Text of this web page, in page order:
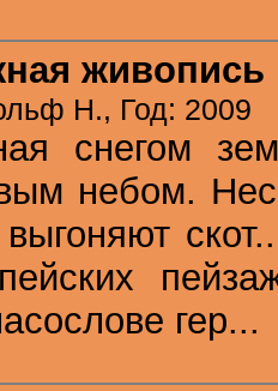
живопись
Н., Год: 2009
снегом
небом.
гер...